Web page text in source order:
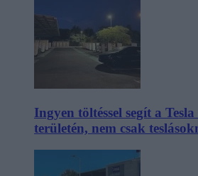
Ingyen töltéssel segít a
területén, nem csak